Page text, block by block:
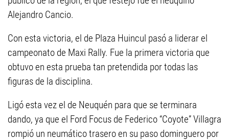
Alejandro Cancio.
Con esta victoria, el de Plaza Huincul pasó a liderar el
campeonato de Maxi Rally. Fue la primera victoria que
obtuvo en esta prueba tan pretendida por todas las
figuras de la disciplina.
Ligó esta vez el de Neuquén para que se terminara
dando, ya que el Ford Focus de Federico “Coyote” Villagra
rompió un neumático trasero en su paso dominguero por